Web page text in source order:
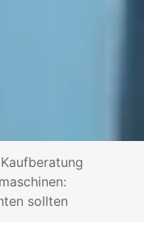
Kaufberatung
sollten